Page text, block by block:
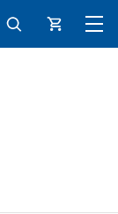
Panier